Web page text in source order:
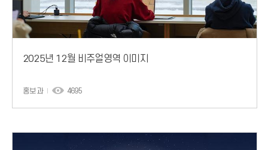
2025년 12월 비주얼영역 이미지
홍보과 4695